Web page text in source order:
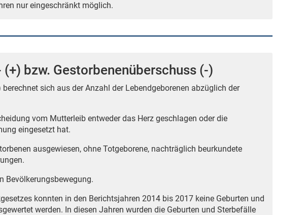
nur eingeschränkt möglich.
bzw. Gestorbenenüberschuss (-)
sich aus der Anzahl der Lebendgeborenen abzüglich der
vom Mutterleib entweder das Herz geschlagen oder die
eingesetzt hat.
ausgewiesen, ohne Totgeborene, nachträglich beurkundete
Bevölkerungsbewegung.
konnten in den Berichtsjahren 2014 bis 2017 keine Geburten und
werden. In diesen Jahren wurden die Geburten und Sterbefälle